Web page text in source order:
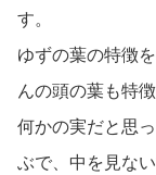
す。
ゆずの葉の特徴
んの頭の葉も特
何かの実だと思
ぶで、中を見な